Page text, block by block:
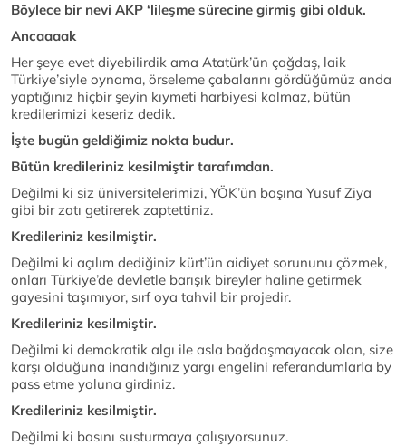
Böylece bir nevi AKP ‘lileşme sürecine girmiş gibi olduk.
Ancaaaak
Her şeye evet diyebilirdik ama Atatürk’ün çağdaş, laik
Türkiye’siyle oynama, örseleme çabalarını gördüğümüz anda
yaptığınız hiçbir şeyin kıymeti harbiyesi kalmaz, bütün
kredilerimizi keseriz dedik.
İşte bugün geldiğimiz nokta budur.
Bütün kredileriniz kesilmiştir tarafımdan.
Değilmi ki siz üniversitelerimizi, YÖK’ün başına Yusuf Ziya
gibi bir zatı getirerek zaptettiniz.
Kredileriniz kesilmiştir.
Değilmi ki açılım dediğiniz kürt’ün aidiyet sorununu çözmek,
onları Türkiye’de devletle barışık bireyler haline getirmek
gayesini taşımıyor, sırf oya tahvil bir projedir.
Kredileriniz kesilmiştir.
Değilmi ki demokratik algı ile asla bağdaşmayacak olan, size
karşı olduğuna inandığınız yargı engelini referandumlarla by
pass etme yoluna girdiniz.
Kredileriniz kesilmiştir.
Değilmi ki basını susturmaya çalışıyorsunuz.